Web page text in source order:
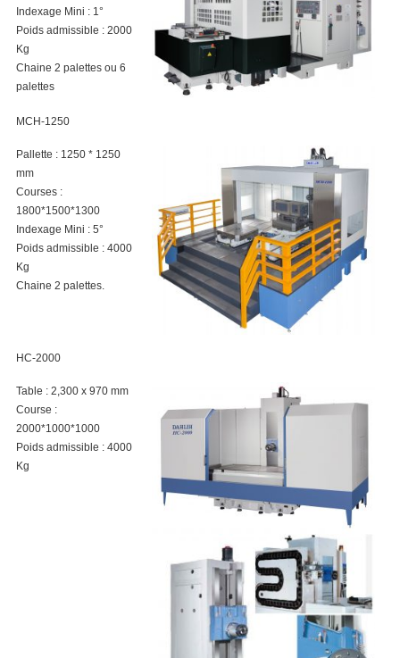
Indexage Mini : 1°
Poids admissible : 2000
Kg
Chaine 2 palettes ou 6
palettes
MCH-1250
Pallette : 1250 * 1250
mm
Courses :
1800*1500*1300
Indexage Mini : 5°
Poids admissible : 4000
Kg
Chaine 2 palettes.
HC-2000
Table : 2,300 x 970 mm
Course :
2000*1000*1000
Poids admissible : 4000
Kg